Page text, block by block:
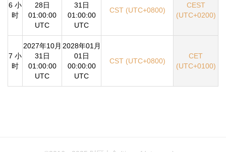
6 小
时
28日
01:00:00
UTC
31日
01:00:00
UTC
CST (UTC+0800)
CEST
(UTC+0200)
7 小
时
2027年10月
31日
01:00:00
UTC
2028年01月
01日
00:00:00
UTC
CST (UTC+0800)
CET
(UTC+0100)